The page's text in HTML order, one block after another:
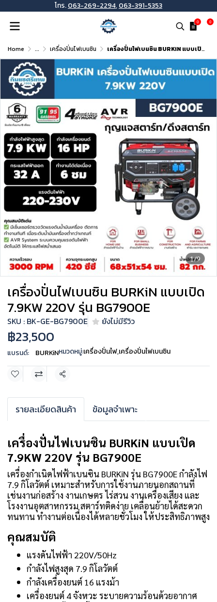
โทร.063-269-2294,063-391-5353
0 0
Home ... เครื่องปั่นไฟเบนซิน เครื่องปั่นไฟเบนซิน BURKiN แบบเปิด 7.9KW 220V รุ่น BG7900E
1/9
เครื่องปั่นไฟเบนซิน BURKiN แบบเปิด
7.9KW 220V รุ่น BG7900E
SKU : BK-GE-BG7900E ยังไม่มีรีวิว
฿23,500
แบรนด์: BURKiNหมวดหมู่:เครื่องปั่นไฟ,เครื่องปั่นไฟเบนซิน
แชร์
รายละเอียดสินค้า ข้อมูลจำเพาะ
เครื่องปั่นไฟเบนซิน BURKiN แบบเปิด
7.9KW 220V รุ่น BG7900E
เครื่องกำเนิดไฟฟ้าเบนซิน BURKiN รุ่น BG7900E กำลังไฟ
7.9 กิโลวัตต์ เหมาะสำหรับการใช้งานภายนอกสถานที่
เช่นงานก่อสร้าง งานเกษตร ไร่สวน งานเครื่องเสียง และ
โรงงานอุตสาหกรรม สตาร์ทติดง่าย เคลื่อนย้ายได้สะดวก
ทนทาน ทำงานต่อเนื่องได้หลายชั่วโมง ให้ประสิทธิภาพสูง
คุณสมบัติ
แรงดันไฟฟ้า 220V/50Hz
กำลังไฟสูงสุด 7.9 กิโลวัตต์
กำลังเครื่องยนต์ 16 แรงม้า
เครื่องยนต์ 4 จังหวะ ระบายความร้อนด้วยอากาศ